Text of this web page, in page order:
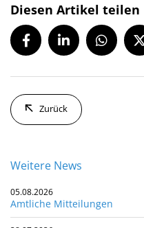
Diesen Artikel teilen
Zurück
Weitere News
05.08.2026
Amtliche Mitteilungen